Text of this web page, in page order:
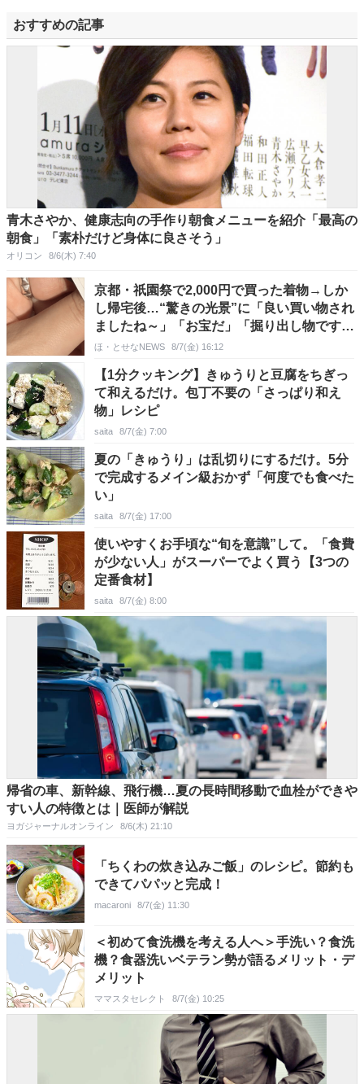
おすすめの記事
青木さやか、健康志向の手作り朝食メニューを紹介「最高の
朝食」「素朴だけど身体に良さそう」
オリコン 8/6(木) 7:40
京都・祇園祭で2,000円で買った着物→しか
し帰宅後…“驚きの光景”に「良い買い物され
ましたね～」「お宝だ」「掘り出し物です
ね」
ほ・とせなNEWS 8/7(金) 16:12
【1分クッキング】きゅうりと豆腐をちぎっ
て和えるだけ。包丁不要の「さっぱり和え
物」レシピ
saita 8/7(金) 7:00
夏の「きゅうり」は乱切りにするだけ。5分
で完成するメイン級おかず「何度でも食べた
い」
saita 8/7(金) 17:00
使いやすくお手頃な“旬を意識”して。「食費
が少ない人」がスーパーでよく買う【3つの
定番食材】
saita 8/7(金) 8:00
帰省の車、新幹線、飛行機…夏の長時間移動で血栓ができや
すい人の特徴とは｜医師が解説
ヨガジャーナルオンライン 8/6(木) 21:10
「ちくわの炊き込みご飯」のレシピ。節約も
できてパパッと完成！
macaroni 8/7(金) 11:30
＜初めて食洗機を考える人へ＞手洗い？食洗
機？食器洗いベテラン勢が語るメリット・デ
メリット
ママスタセレクト 8/7(金) 10:25